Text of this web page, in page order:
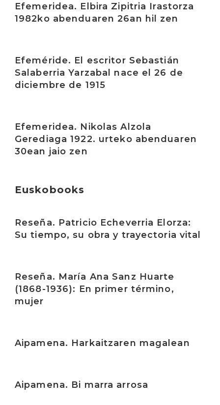
Efemeridea. Elbira Zipitria Irastorza
1982ko abenduaren 26an hil zen
Efeméride. El escritor Sebastián
Salaberria Yarzabal nace el 26 de
diciembre de 1915
Efemeridea. Nikolas Alzola
Gerediaga 1922. urteko abenduaren
30ean jaio zen
Euskobooks
Reseña. Patricio Echeverria Elorza:
Su tiempo, su obra y trayectoria vital
Reseña. María Ana Sanz Huarte
(1868-1936): En primer término,
mujer
Aipamena. Harkaitzaren magalean
Aipamena. Bi marra arrosa